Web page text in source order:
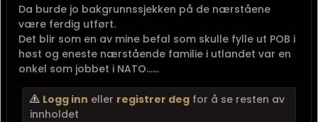
Da burde jo bakgrunnssjekken på de nærståene
være ferdig utført.
Det blir som en av mine befal som skulle fylle ut POB i
høst og eneste nærstående familie i utlandet var en
onkel som jobbet i NATO......
Logg inn eller registrer deg for å se resten av
innholdet